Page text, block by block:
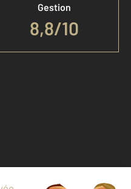
Gestion
8,8/10